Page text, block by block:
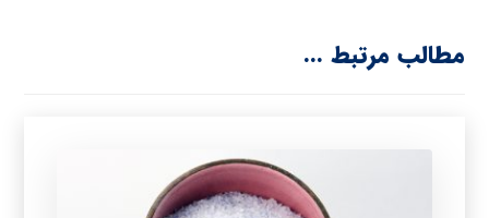
مطالب مرتبط ...